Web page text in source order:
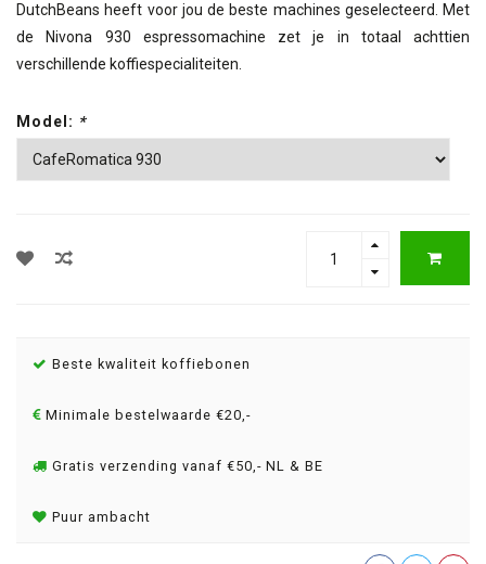
DutchBeans heeft voor jou de beste machines geselecteerd. Met
de Nivona 930 espressomachine zet je in totaal achttien
verschillende koffiespecialiteiten.
Model: *
Beste kwaliteit koffiebonen
Minimale bestelwaarde €20,-
Gratis verzending vanaf €50,- NL & BE
Puur ambacht